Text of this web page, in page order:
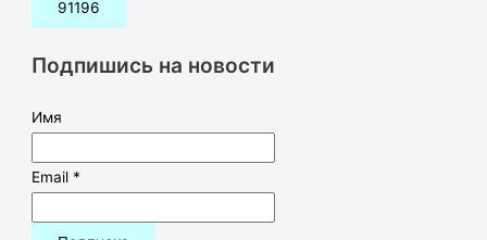
:Подпишись на новости
Имя
Email *